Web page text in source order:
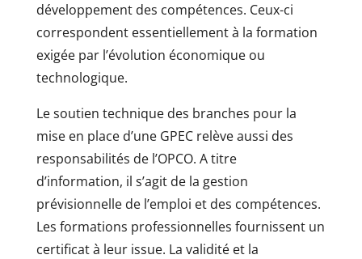
développement des compétences. Ceux-ci
correspondent essentiellement à la formation
exigée par l’évolution économique ou
technologique.
Le soutien technique des branches pour la
mise en place d’une GPEC relève aussi des
responsabilités de l’OPCO. A titre
d’information, il s’agit de la gestion
prévisionnelle de l’emploi et des compétences.
Les formations professionnelles fournissent un
certificat à leur issue. La validité et la